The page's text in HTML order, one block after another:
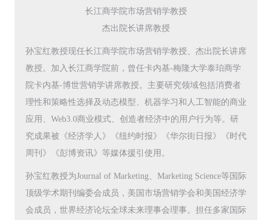
长江商学院市场营销学教授
杰出院长讲席教授
孙宝红教授现任长江商学院市场营销学教授、杰出院长讲席
教授。加入长江商学院前，曾任卡内基-梅隆大学泰珀商学
院卡内基-博世营销学讲席教授。主要研究领域包括消费者
理性和策略性选择及动态模型、机器学习和人工智能的商业
应用、Web3.0商业模式、创造者经济中的用户行为等。研
究成果被《经济学人》《纽约时报》《华尔街日报》《时代
周刊》《彭博资讯》等媒体援引使用。
孙宝红教授为Journal of Marketing、Marketing Science等国际
顶级学术期刊编委会成员，美国市场营销学会和美国经济学
会成员，世界经济论坛全球未来理事会理事。担任多家国际